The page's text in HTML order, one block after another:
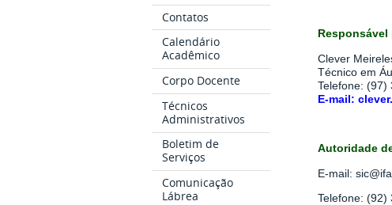
Contatos
Calendário
Acadêmico
Corpo Docente
Técnicos
Administrativos
Boletim de
Serviços
Comunicação
Lábrea
Clever
Técnico em
Telefone: (97)
E-mail:
Autoridade
E-mail:
Telefone: (92)